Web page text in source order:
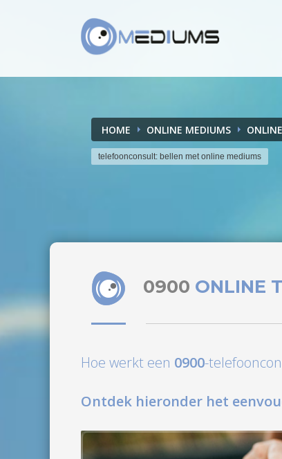
HOME ONLINE MEDIUMS
telefoonconsult: bellen met online mediums
0900 ONLINE
Hoe werkt een 0900-
Ontdek hieronder het